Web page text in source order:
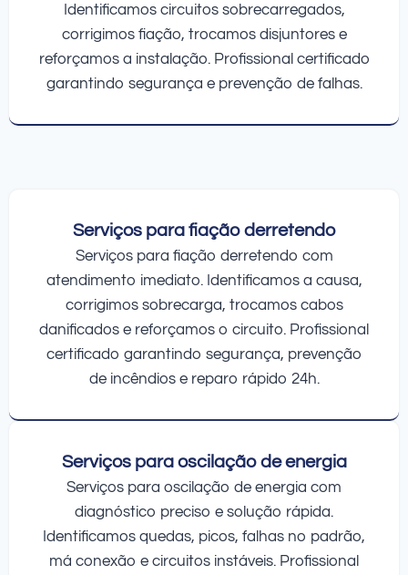
Identificamos circuitos sobrecarregados,
corrigimos fiação, trocamos disjuntores e
reforçamos a instalação. Profissional certificado
garantindo segurança e prevenção de falhas.
Serviços para fiação derretendo
Serviços para fiação derretendo com
atendimento imediato. Identificamos a causa,
corrigimos sobrecarga, trocamos cabos
danificados e reforçamos o circuito. Profissional
certificado garantindo segurança, prevenção
de incêndios e reparo rápido 24h.
Serviços para oscilação de energia
Serviços para oscilação de energia com
diagnóstico preciso e solução rápida.
Identificamos quedas, picos, falhas no padrão,
má conexão e circuitos instáveis. Profissional